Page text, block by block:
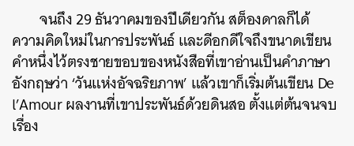
จนถึง 29 ธันวาคมของปีเดียวกัน สต็องดาลก็ได้
ความคิดใหม่ในการประพันธ์ และดีอกดีใจถึงขนาดเขียน
คำหนึ่งไว้ตรงชายขอบของหนังสือที่เขาอ่านเป็นคำภาษา
อังกฤษว่า ‘วันแห่งอัจฉริยภาพ’ แล้วเขาก็เริ่มต้นเขียน De
l’Amour ผลงานที่เขาประพันธ์ด้วยดินสอ ตั้งแต่ต้นจนจบ
เรื่อง